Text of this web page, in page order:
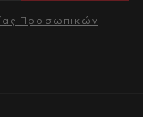
Προσωπικών